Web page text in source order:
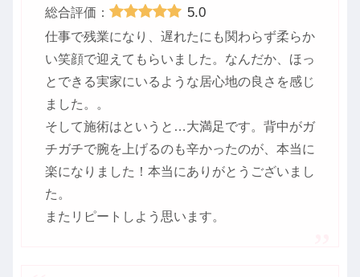
総合評価： 5.0
仕事で残業になり、遅れたにも関わらず柔らか
い笑顔で迎えてもらいました。なんだか、ほっ
とできる実家にいるような居心地の良さを感じ
ました。。
そして施術はというと…大満足です。背中がガ
チガチで腕を上げるのも辛かったのが、本当に
楽になりました！本当にありがとうございまし
た。
またリピートしよう思います。